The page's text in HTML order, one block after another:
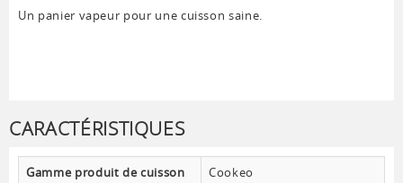
Un panier vapeur pour une cuisson saine.
CARACTÉRISTIQUES
Gamme produit de cuisson Cookeo